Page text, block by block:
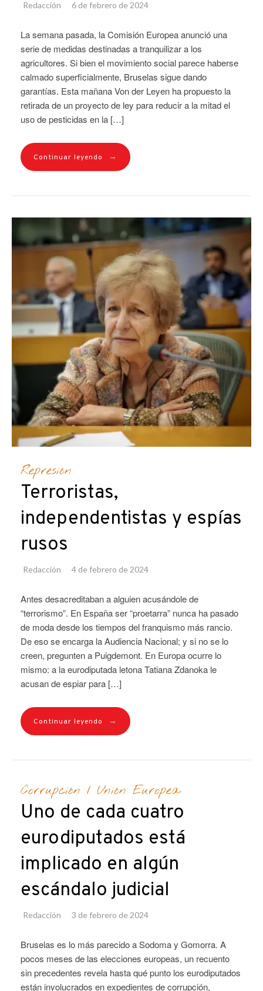
Redacción 6 de febrero de 2024
La semana pasada, la Comisión Europea anunció una
serie de medidas destinadas a tranquilizar a los
agricultores. Si bien el movimiento social parece haberse
calmado superficialmente, Bruselas sigue dando
garantías. Esta mañana Von der Leyen ha propuesto la
retirada de un proyecto de ley para reducir a la mitad el
uso de pesticidas en la […]
Continuar leyendo →
Represión
Terroristas,
independentistas y espías
rusos
Redacción 4 de febrero de 2024
Antes desacreditaban a alguien acusándole de
“terrorismo”. En España ser “proetarra” nunca ha pasado
de moda desde los tiempos del franquismo más rancio.
De eso se encarga la Audiencia Nacional; y si no se lo
creen, pregunten a Puigdemont. En Europa ocurre lo
mismo: a la eurodiputada letona Tatiana Zdanoka le
acusan de espiar para […]
Continuar leyendo →
Corrupción / Unión Europea
Uno de cada cuatro
eurodiputados está
implicado en algún
escándalo judicial
Redacción 3 de febrero de 2024
Bruselas es lo más parecido a Sodoma y Gomorra. A
pocos meses de las elecciones europeas, un recuento
sin precedentes revela hasta qué punto los eurodiputados
están involucrados en expedientes de corrupción,